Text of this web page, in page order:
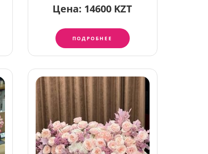
Цена: 14600 KZT
ПОДРОБНЕЕ